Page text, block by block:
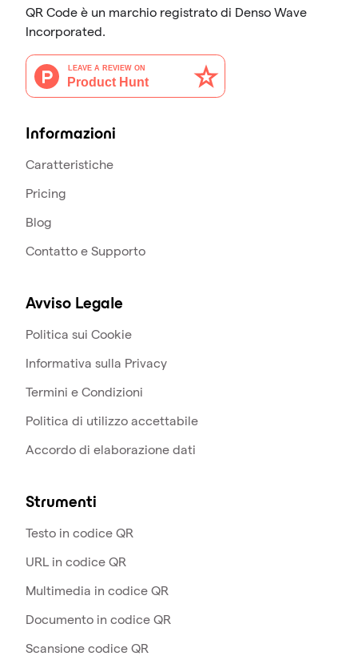
QR Code è un marchio registrato di Denso Wave
Incorporated.
Informazioni
Caratteristiche
Pricing
Blog
Contatto e Supporto
Avviso Legale
Politica sui Cookie
Informativa sulla Privacy
Termini e Condizioni
Politica di utilizzo accettabile
Accordo di elaborazione dati
Strumenti
Testo in codice QR
URL in codice QR
Multimedia in codice QR
Documento in codice QR
Scansione codice QR